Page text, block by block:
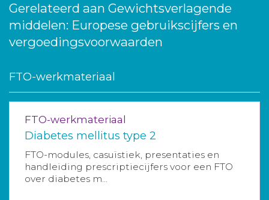
Gerelateerd aan Gewichtsverlagende
middelen: Europese gebruikscijfers en
vergoedingsvoorwaarden
FTO-werkmateriaal
FTO-werkmateriaal
Diabetes mellitus type 2
FTO-modules, casuïstiek, presentaties en
handleiding prescriptiecijfers voor een FTO
over diabetes m...